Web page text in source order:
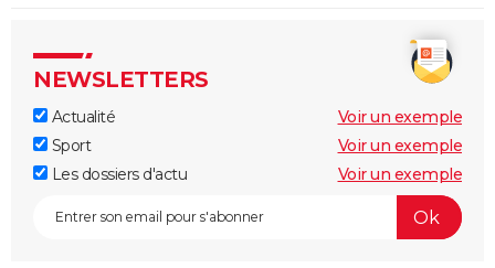
NEWSLETTERS
Actualité
Voir un exemple
Sport
Voir un exemple
Les dossiers d'actu
Voir un exemple